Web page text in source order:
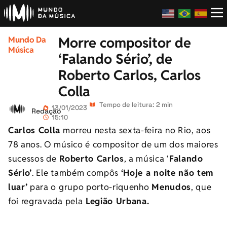
Mundo Da
Música
Morre compositor de
‘Falando Sério’, de
Roberto Carlos, Carlos
Colla
Redação13/01/2023
15:10
Tempo de leitura: 2 min
Carlos Colla morreu nesta sexta-feira no Rio, aos
78 anos. O músico é compositor de um dos maiores
sucessos de Roberto Carlos, a música ‘Falando
Sério’. Ele também compôs ‘Hoje a noite não tem
luar’ para o grupo porto-riquenho Menudos, que
foi regravada pela Legião Urbana.